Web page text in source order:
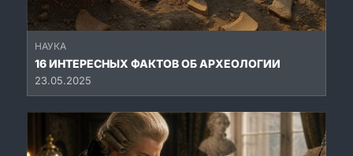
НАУКА
16 ИНТЕРЕСНЫХ ФАКТОВ ОБ АРХЕОЛОГИИ
23.05.2025